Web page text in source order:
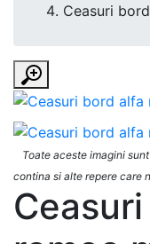
Ceasuri
Toate aceste imagini
contina si alte repere care